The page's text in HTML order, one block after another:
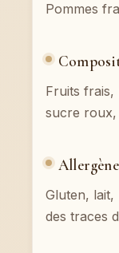
Pommes
Fruits
sucre roux,
Gluten,
des traces